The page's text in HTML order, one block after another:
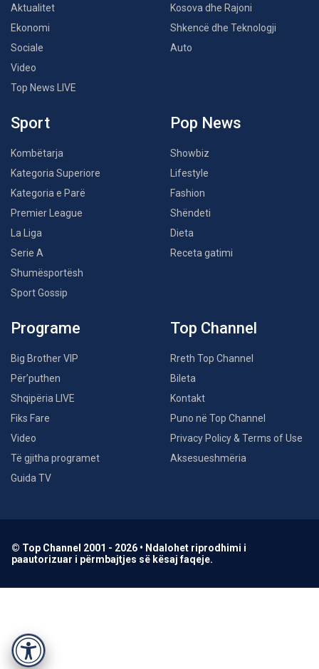
Aktualitet
Ekonomi
Sociale
Video
Top News LIVE
Kosova dhe Rajoni
Shkencë dhe Teknologji
Auto
Sport
Kombëtarja
Kategoria Superiore
Kategoria e Parë
Premier League
La Liga
Serie A
Shumësportësh
Sport Gossip
Pop News
Showbiz
Lifestyle
Fashion
Shëndeti
Dieta
Receta gatimi
Programe
Big Brother VIP
Për’puthen
Shqipëria LIVE
Fiks Fare
Video
Të gjitha programet
Guida TV
Top Channel
Rreth Top Channel
Bileta
Kontakt
Puno në Top Channel
Privacy Policy & Terms of Use
Aksesueshmëria
© Top Channel 2001 - 2026 • Ndalohet riprodhimi i
paautorizuar i përmbajtjes së kësaj faqeje.